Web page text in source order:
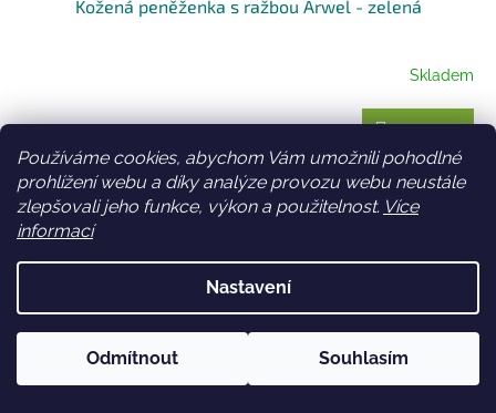
Používáme cookies, abychom Vám umožnili pohodlné
prohlížení webu a díky analýze provozu webu neustále
zlepšovali jeho funkce, výkon a použitelnost. Více
informací
Nastavení
Odmítnout Souhlasím
Kožená peněženka s ražbou Arwel - zelená
Skladem
...
d
t
r
á
o
1 4
88položek celkem